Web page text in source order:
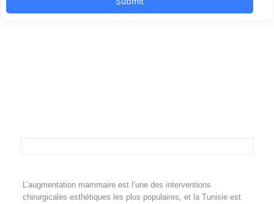
L’augmentation mammaire est l’une des interventions
chirurgicales esthétiques les plus populaires, et la Tunisie est